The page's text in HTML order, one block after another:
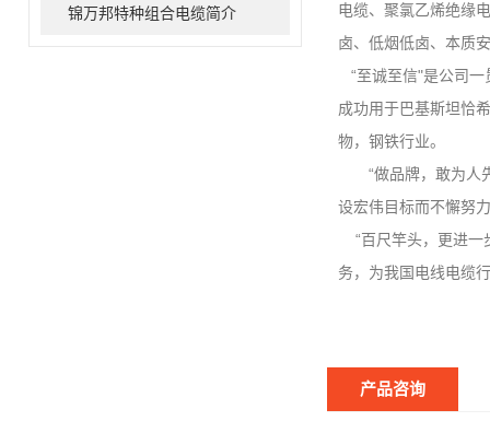
锦万邦特种组合电缆简介
电缆、聚氯乙烯绝缘
卤、低烟低卤、本质
“至诚至信"是公司一
成功用于巴基斯坦恰
物，钢铁行业。
“做品牌，敢为人先
设宏伟目标而不懈努
“百尺竿头，更进一
务，为我国电线电缆
产品咨询